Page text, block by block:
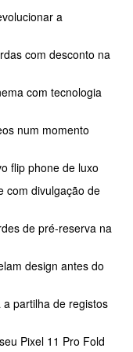
a
com desconto na
com tecnologia
num momento
flip phone de luxo
com divulgação de
de pré-reserva na
design antes do
partilha de registos
Pixel 11 Pro Fold